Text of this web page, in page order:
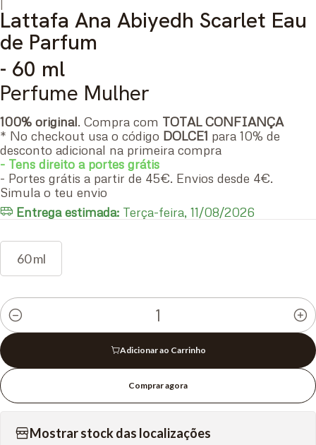
Lattafa Ana Abiyedh Scarlet Eau
de Parfum
- 60 ml
Perfume Mulher
100% original. Compra com TOTAL CONFIANÇA
* No checkout usa o código DOLCE1 para 10% de
desconto adicional na primeira compra
- Tens direito a portes grátis
- Portes grátis a partir de 45€. Envios desde 4€.
Simula o teu envio
Entrega estimada: Terça-feira, 11/08/2026
60 ml
Quantidade
Adicionar ao Carrinho
Comprar agora
Mostrar stock das localizações